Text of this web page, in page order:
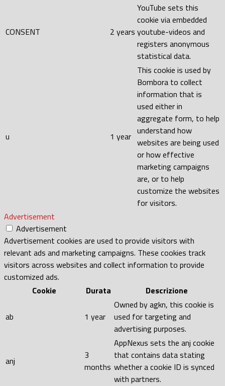
CONSENT 2 years
YouTube sets this
cookie via embedded
youtube-videos and
registers anonymous
statistical data.
u 1 year
This cookie is used by
Bombora to collect
information that is
used either in
aggregate form, to help
understand how
websites are being used
or how effective
marketing campaigns
are, or to help
customize the websites
for visitors.
Advertisement
Advertisement
Advertisement cookies are used to provide visitors with
relevant ads and marketing campaigns. These cookies track
visitors across websites and collect information to provide
customized ads.
Cookie
Durata Descrizione
ab 1 year
Owned by agkn, this cookie is
used for targeting and
advertising purposes.
anj
3
months
AppNexus sets the anj cookie
that contains data stating
whether a cookie ID is synced
with partners.